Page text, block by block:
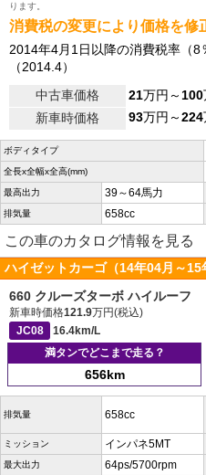
ります。
消費税の変更により価格を修
2014年4月1日以降の消費税率（8
（2014.4）
中古車価格
21万円～100
新車時価格
93万円～224
ボディタイプ
全長x全幅x全高(mm)
最高出力 39～64馬力
排気量 658cc
この車のカタログ情報を見る
ハイゼットカーゴ（14年04月～
660 クルーズターボ ハイルーフ
新車時価格121.9万円(税込)
JC08
16.4km/L
満タンでどこまで走る？
656km
排気量 658cc
ミッション インパネ5MT
最大出力 64ps/5700rpm